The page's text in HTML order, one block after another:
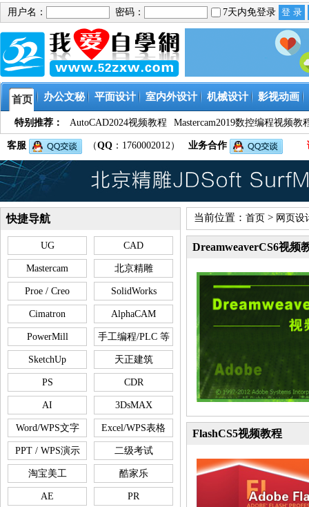
用户名： 密码： 7天内免登录
首页 办公文秘 平面设计 室内外设计 机械设计 影视动画
特别推荐： AutoCAD2024视频教程 Mastercam2019数控编程视频教
客服 （QQ ：1760002012） 业务合作
快捷导航
UG CAD
Mastercam 北京精雕
Proe / Creo SolidWorks
Cimatron AlphaCAM
PowerMill 手工编程/PLC 等
SketchUp 天正建筑
PS CDR
AI 3DsMAX
Word/WPS文字 Excel/WPS表格
PPT / WPS演示 二级考试
淘宝美工 酷家乐
AE PR
当前位置： 首页 > 网页设
DreamweaverCS6视频
FlashCS5视频教程